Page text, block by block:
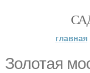
главная
Золотая